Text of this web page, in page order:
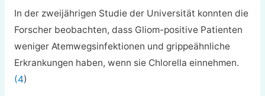
In der zweijährigen Studie der Universität konnten die
Forscher beobachten, dass Gliom-positive Patienten
weniger Atemwegsinfektionen und grippeähnliche
Erkrankungen haben, wenn sie Chlorella einnehmen.
(4)